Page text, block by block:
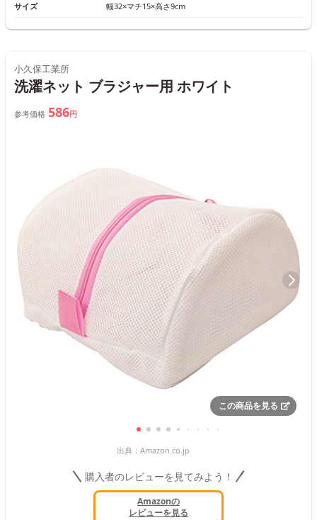
サイズ 幅32×マチ15×高さ9cm
小久保工業所
洗濯ネット ブラジャー用 ホワイト
参考価格 586円
この商品を見る
出典： Amazon.co.jp
購入者のレビューを見てみよう！
Amazonの
レビューを見る